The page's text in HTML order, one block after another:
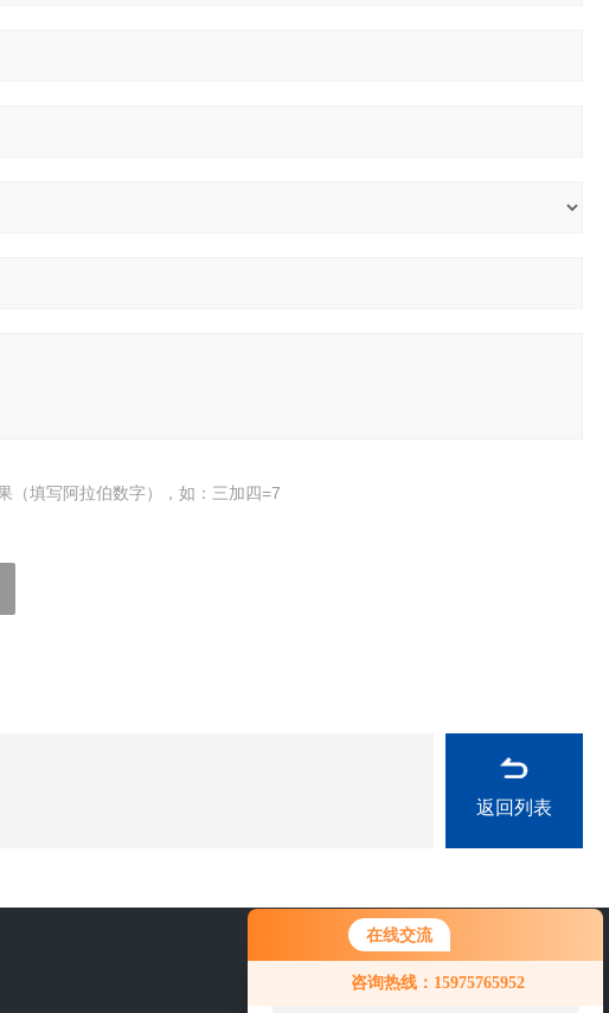
在线交流
咨询热线：15975765952
您好！欢迎前来咨询，很高兴为您
服务，请问您要咨询什么问题呢？
（填写阿拉伯数字），如：三加四=7
返回列表
0757-63529918